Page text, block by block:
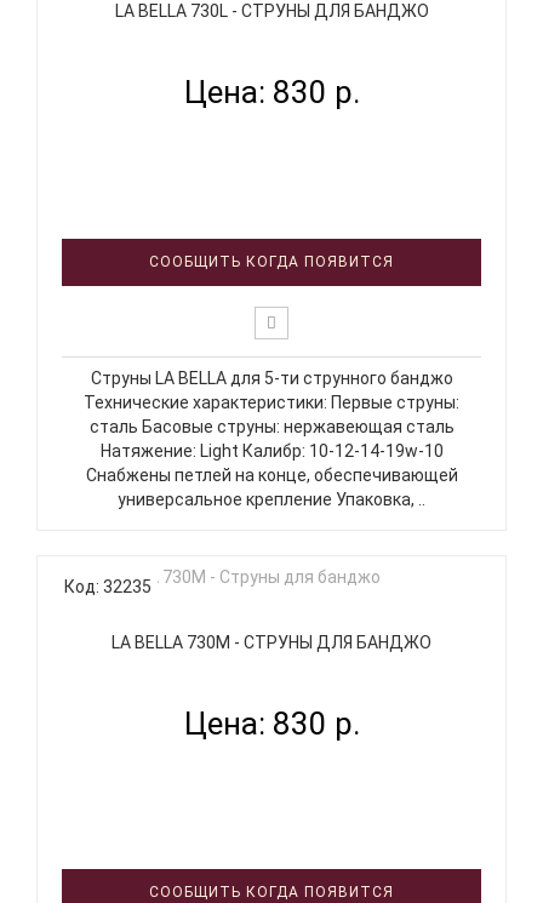
LA BELLA 730L - СТРУНЫ ДЛЯ БАНДЖО
Цена: 830 р.
СООБЩИТЬ КОГДА ПОЯВИТСЯ
Струны LA BELLA для 5-ти струнного банджо
Технические характеристики: Первые струны:
сталь Басовые струны: нержавеющая сталь
Натяжение: Light Калибр: 10-12-14-19w-10
Снабжены петлей на конце, обеспечивающей
универсальное крепление Упаковка, ..
Код: 32235
LA BELLA 730M - СТРУНЫ ДЛЯ БАНДЖО
Цена: 830 р.
СООБЩИТЬ КОГДА ПОЯВИТСЯ